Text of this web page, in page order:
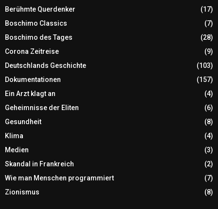
Berühmte Querdenker
(17)
Boschimo Classics
(7)
Boschimo des Tages
(28)
Corona Zeitreise
(9)
Deutschlands Geschichte
(103)
Dokumentationen
(157)
Ein Arzt klagt an
(4)
Geheimnisse der Eliten
(6)
Gesundheit
(8)
Klima
(4)
Medien
(3)
Skandal in Frankreich
(2)
Wie man Menschen programmiert
(7)
Zionismus
(8)